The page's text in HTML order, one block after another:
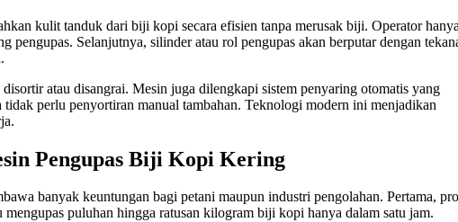
kulit tanduk dari biji kopi secara efisien tanpa merusak biji. Operator hanya
pengupas. Selanjutnya, silinder atau rol pengupas akan berputar dengan
atau disangrai. Mesin juga dilengkapi sistem penyaring otomatis yang
perlu penyortiran manual tambahan. Teknologi modern ini menjadikan
Pengupas Biji Kopi Kering
banyak keuntungan bagi petani maupun industri pengolahan. Pertama,
puluhan hingga ratusan kilogram biji kopi hanya dalam satu jam.